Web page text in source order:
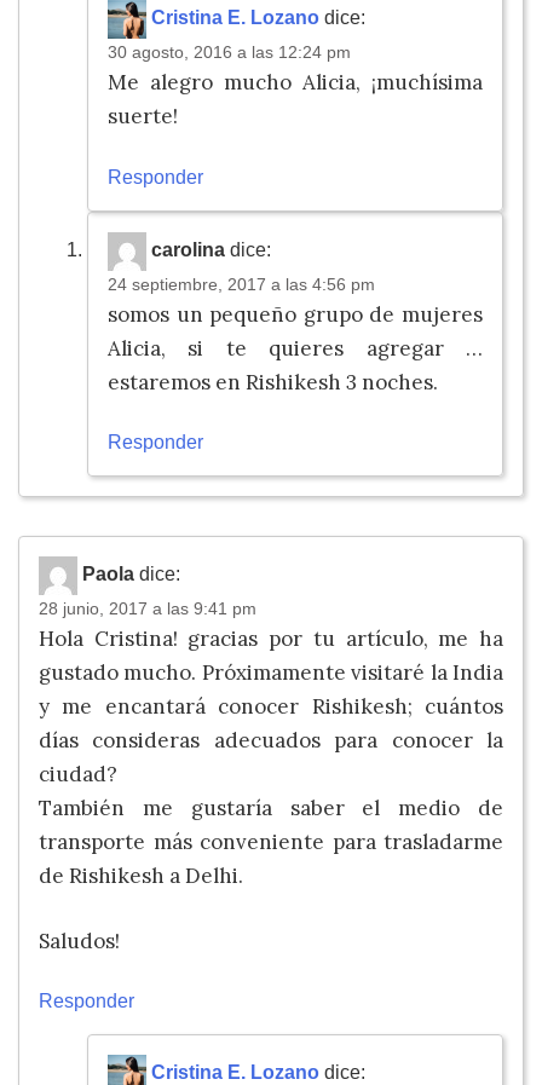
Cristina E. Lozano dice:
30 agosto, 2016 a las 12:24 pm
Me alegro mucho Alicia, ¡muchísima
suerte!
Responder
carolina dice:
24 septiembre, 2017 a las 4:56 pm
somos un pequeño grupo de mujeres
Alicia, si te quieres agregar …
estaremos en Rishikesh 3 noches.
Responder
Paola dice:
28 junio, 2017 a las 9:41 pm
Hola Cristina! gracias por tu artículo, me ha
gustado mucho. Próximamente visitaré la India
y me encantará conocer Rishikesh; cuántos
días consideras adecuados para conocer la
ciudad?
También me gustaría saber el medio de
transporte más conveniente para trasladarme
de Rishikesh a Delhi.
Saludos!
Responder
Cristina E. Lozano dice: